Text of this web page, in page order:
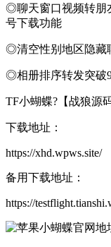
◎聊天窗口视频转朋
号下载功能
◎清空性别地区隐藏
◎相册排序转发突破
TF小蝴蝶?【战狼源
下载地址：
https://xhd.wpws.site/
备用下载地址：
https://